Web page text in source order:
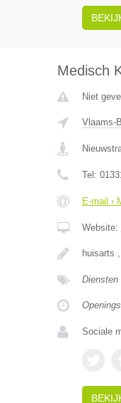
Medisch
Niet
Vlaams-
Tel:
E-mail ›
Website:
huisarts
Diensten
Sociale